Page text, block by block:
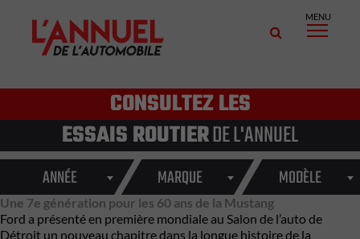
MENU
CONSULTEZ LES
ESSAIS ROUTIERDE L'ANNUEL
ANNÉE MARQUE MODÈLE
Une 7e génération pour les 60 ans de la Mustang
Ford a présenté en première mondiale au Salon de l’auto de
Détroit un nouveau chapitre dans la longue histoire de la